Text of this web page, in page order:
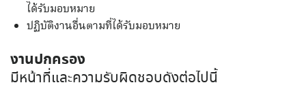
ได้รับมอบหมาย
ปฏิบัติงานอื่นตามที่ได้รับมอบหมาย
งานปกครอง
มีหน้าที่และความรับผิดชอบดังต่อไปนี้